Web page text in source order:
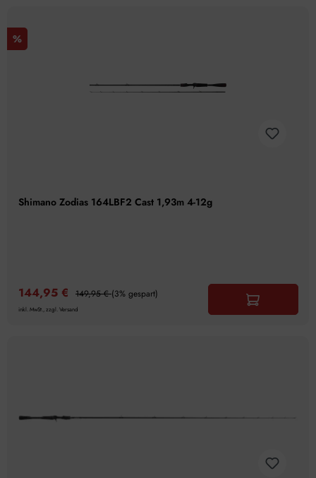
%
Shimano Zodias 164LBF2 Cast 1,93m 4-12g
144,95 € 149,95 €(3% gespart)
inkl. MwSt., zzgl. Versand